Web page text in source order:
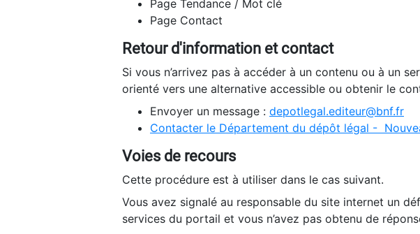
Page Tendance / Mot clé
Page Contact
Retour d'information et contact
Si vous n’arrivez pas à accéder à un contenu ou à un
orienté vers une alternative accessible ou obtenir le
Envoyer un message : depotlegal.editeur@bnf.fr
Contacter le Département du dépôt légal -
Voies de recours
Cette procédure est à utiliser dans le cas suivant.
Vous avez signalé au responsable du site internet un
services du portail et vous n’avez pas obtenu de